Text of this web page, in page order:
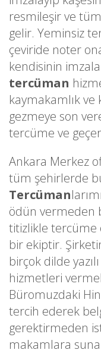
resmileşir ve
gelir. Yeminsiz
çeviride noter
kendisinin
tercüman
kaymakamlık ve
gezmeye son
tercüme ve
Ankara Merkez
tüm şehirlerde
Tercüman
ödün vermeden
titizlikle tercüme
bir ekiptir.
birçok dilde
hizmetleri
Büromuzdaki
tercih ederek
gerektirmeden
makamlara